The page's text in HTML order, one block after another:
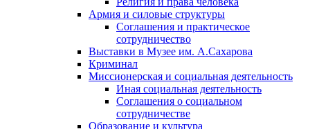
Армия и силовые структуры
Соглашения и практическое
сотрудничество
Выставки в Музее им. А.Сахарова
Криминал
Миссионерская и социальная деятельность
Иная социальная деятельность
Соглашения о социальном
сотрудничестве
Образование и культура